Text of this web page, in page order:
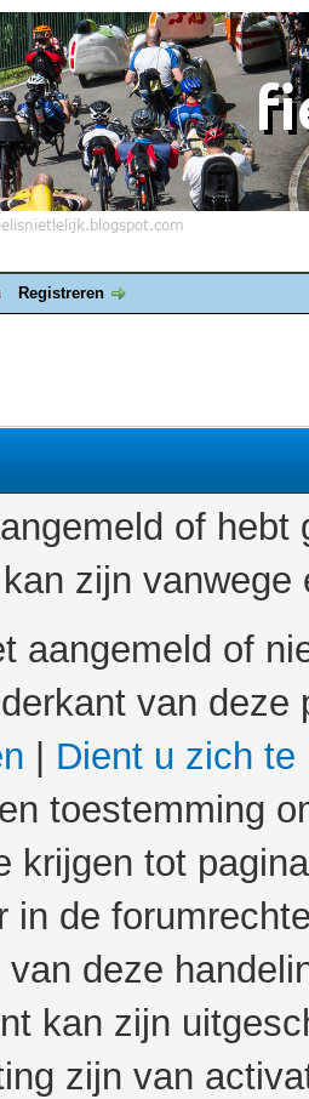
Registreren
of
zijn
aangemeld of
van
Dient u zich te
toestemming
krijgen tot
in de
deze
kan zijn
zijn van